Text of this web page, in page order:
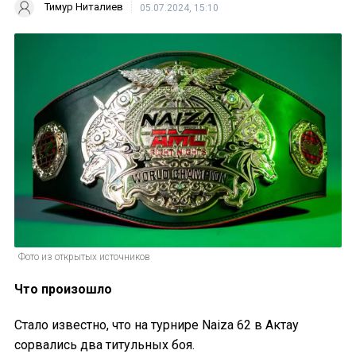
Тимур Ниталиев 05.07.2024, 15:10
Фото из открытых источников
Что произошло
Стало известно, что на турнире Naiza 62 в Актау
сорвались два титульных боя.